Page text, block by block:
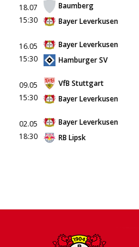
18.07
15:30
Baumberg
Bayer Leverkusen
16.05
15:30
Bayer Leverkusen
Hamburger SV
09.05
15:30
VfB Stuttgart
Bayer Leverkusen
02.05
18:30
Bayer Leverkusen
RB Lipsk